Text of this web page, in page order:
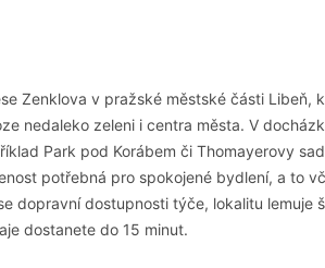
Zenklova v pražské městské části Libeň,
nedaleko zeleni i centra města. V
Park pod Korábem či Thomayerovy
potřebná pro spokojené bydlení, a to
dopravní dostupnosti týče, lokalitu lemuje
dostanete do 15 minut.